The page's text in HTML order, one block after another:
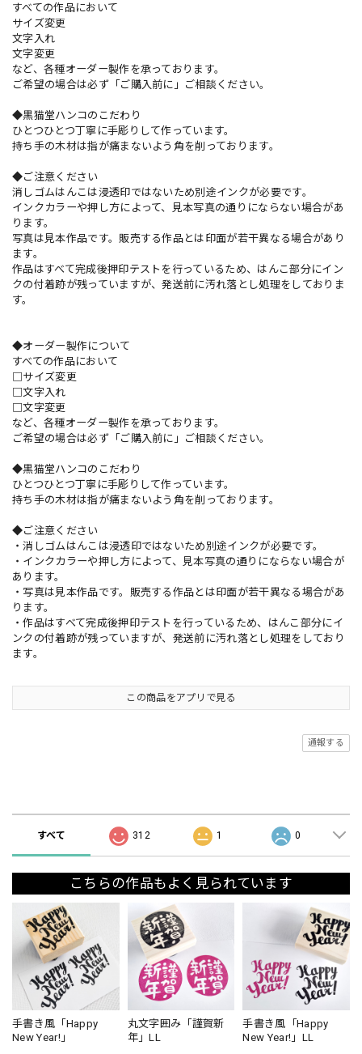
すべての作品において
サイズ変更
文字入れ
文字変更
など、各種オーダー製作を承っております。
ご希望の場合は必ず「ご購入前に」ご相談ください。
◆黒猫堂ハンコのこだわり
ひとつひとつ丁寧に手彫りして作っています。
持ち手の木材は指が痛まないよう角を削っております。
◆ご注意ください
消しゴムはんこは浸透印ではないため別途インクが必要です。
インクカラーや押し方によって、見本写真の通りにならない場合があ
ります。
写真は見本作品です。販売する作品とは印面が若干異なる場合があり
ます。
作品はすべて完成後押印テストを行っているため、はんこ部分にイン
クの付着跡が残っていますが、発送前に汚れ落とし処理をしておりま
す。
◆オーダー製作について
すべての作品において
□サイズ変更
□文字入れ
□文字変更
など、各種オーダー製作を承っております。
ご希望の場合は必ず「ご購入前に」ご相談ください。
◆黒猫堂ハンコのこだわり
ひとつひとつ丁寧に手彫りして作っています。
持ち手の木材は指が痛まないよう角を削っております。
◆ご注意ください
・消しゴムはんこは浸透印ではないため別途インクが必要です。
・インクカラーや押し方によって、見本写真の通りにならない場合が
あります。
・写真は見本作品です。販売する作品とは印面が若干異なる場合があ
ります。
・作品はすべて完成後押印テストを行っているため、はんこ部分にイ
ンクの付着跡が残っていますが、発送前に汚れ落とし処理をしており
ます。
この商品をアプリで見る
通報する
すべて 312 1 0
こちらの作品もよく見られています
手書き風「Happy
New Year!」
丸文字囲み「謹賀新
年」LL
手書き風「Happy
New Year!」LL